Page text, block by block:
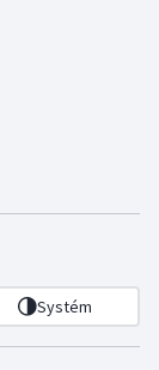
Systém